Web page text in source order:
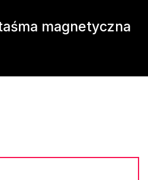
magnetyczna